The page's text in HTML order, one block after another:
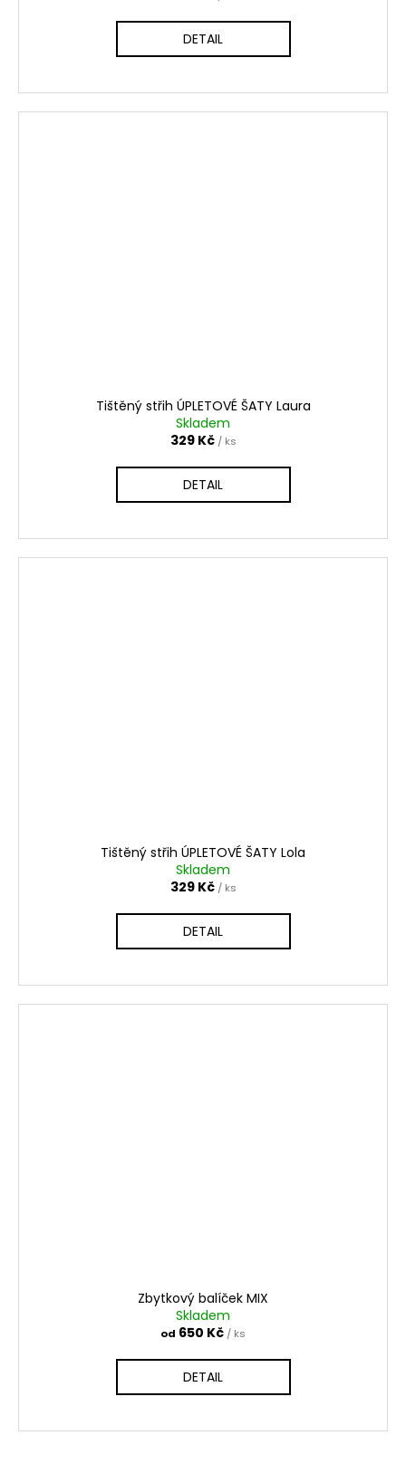
DETAIL
Tištěný střih ÚPLETOVÉ ŠATY Laura
Skladem
329 Kč / ks
DETAIL
Tištěný střih ÚPLETOVÉ ŠATY Lola
Skladem
329 Kč / ks
DETAIL
Zbytkový balíček MIX
Skladem
od 650 Kč / ks
DETAIL